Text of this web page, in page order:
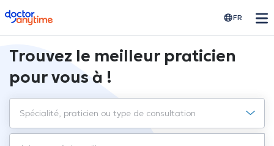
doctoranytime FR
Trouvez le meilleur praticien
pour vous à !